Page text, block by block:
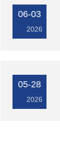
06-03
2026
05-28
2026